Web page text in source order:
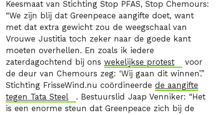
Keesmaat van Stichting Stop PFAS, Stop Chemours:
“We zijn blij dat Greenpeace aangifte doet, want
met dat extra gewicht zou de weegschaal van
Vrouwe Justitia toch zeker naar de goede kant
moeten overhellen. En zoals ik iedere
zaterdagochtend bij ons wekelijkse protest
voor
de deur van Chemours zeg: ‘Wij gaan dit winnen’.”
Stichting FrisseWind.nu coördineerde de aangifte
tegen Tata Steel
. Bestuurslid Jaap Venniker: “Het
is een enorme steun dat Greenpeace zich bij de